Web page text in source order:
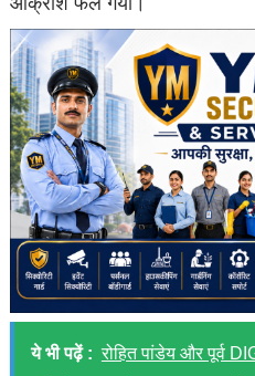
ये भी पढ़ें : रोहित पांडेय और पूर्व